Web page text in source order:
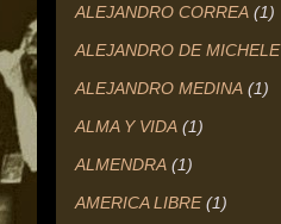
ALEJANDRO CORREA (1)
ALEJANDRO DE MICHELE
ALEJANDRO MEDINA (1)
ALMA Y VIDA (1)
ALMENDRA (1)
AMERICA LIBRE (1)